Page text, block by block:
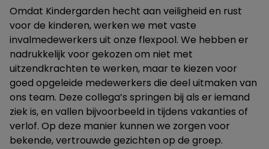
Omdat Kindergarden hecht aan veiligheid en rust
voor de kinderen, werken we met vaste
invalmedewerkers uit onze flexpool. We hebben er
nadrukkelijk voor gekozen om niet met
uitzendkrachten te werken, maar te kiezen voor
goed opgeleide medewerkers die deel uitmaken van
ons team. Deze collega’s springen bij als er iemand
ziek is, en vallen bijvoorbeeld in tijdens vakanties of
verlof. Op deze manier kunnen we zorgen voor
bekende, vertrouwde gezichten op de groep.